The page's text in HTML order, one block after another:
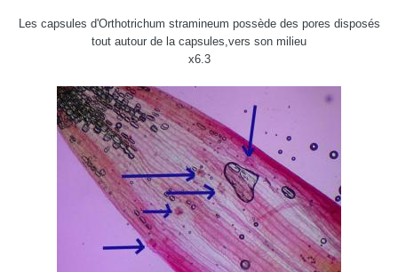
Les capsules d'Orthotrichum stramineum possède des pores disposés
tout autour de la capsules,vers son milieu
x6.3